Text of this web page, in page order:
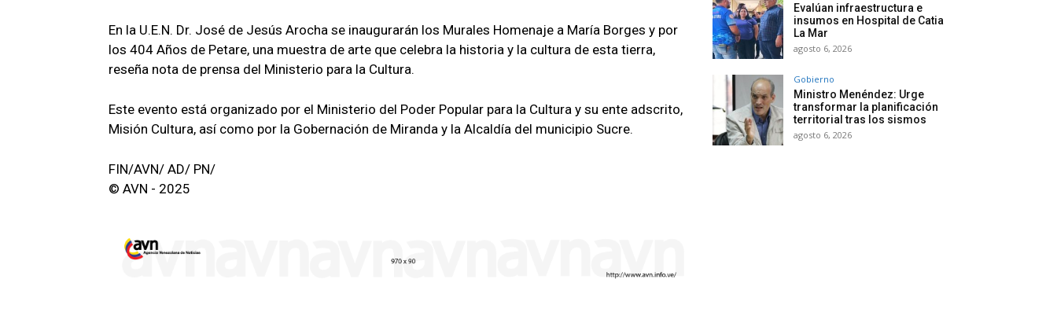
En la U.E.N. Dr. José de Jesús Arocha se inaugurarán los Murales Homenaje a María Borges y por
los 404 Años de Petare, una muestra de arte que celebra la historia y la cultura de esta tierra,
reseña nota de prensa del Ministerio para la Cultura.
Este evento está organizado por el Ministerio del Poder Popular para la Cultura y su ente adscrito,
Misión Cultura, así como por la Gobernación de Miranda y la Alcaldía del municipio Sucre.
FIN/AVN/ AD/ PN/
© AVN - 2025
Evalúan infraestructura e
insumos en Hospital de Catia
La Mar
agosto 6, 2026
Gobierno
Ministro Menéndez: Urge
transformar la planificación
territorial tras los sismos
agosto 6, 2026